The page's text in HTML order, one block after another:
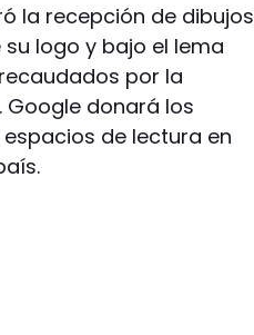
la recepción de dibujos
logo y bajo el lema
por la
Google donará los
de lectura en